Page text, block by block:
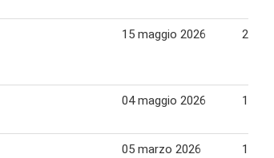
15 maggio 2026 24
04 maggio 2026 11
05 marzo 2026 15